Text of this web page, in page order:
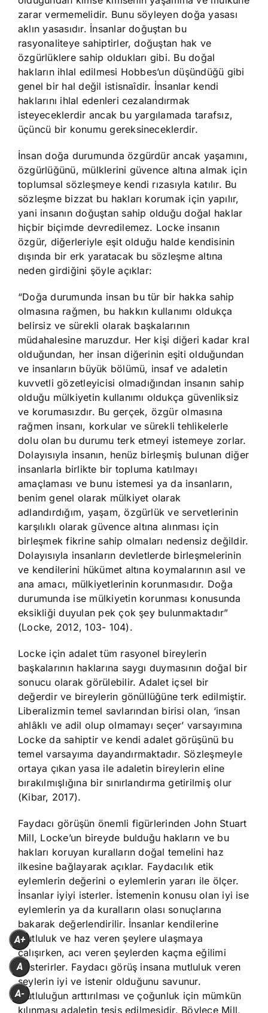
zarar vermemelidir. Bunu söyleyen doğa yasası
aklın yasasıdır. İnsanlar doğuştan bu
rasyonaliteye sahiptirler, doğuştan hak ve
özgürlüklere sahip oldukları gibi. Bu doğal
hakların ihlal edilmesi Hobbes’un düşündüğü gibi
genel bir hal değil istisnaîdir. İnsanlar kendi
haklarını ihlal edenleri cezalandırmak
isteyeceklerdir ancak bu yargılamada tarafsız,
üçüncü bir konumu gereksineceklerdir.
İnsan doğa durumunda özgürdür ancak yaşamını,
özgürlüğünü, mülklerini güvence altına almak için
toplumsal sözleşmeye kendi rızasıyla katılır. Bu
sözleşme bizzat bu hakları korumak için yapılır,
yani insanın doğuştan sahip olduğu doğal haklar
hiçbir biçimde devredilemez. Locke insanın
özgür, diğerleriyle eşit olduğu halde kendisinin
dışında bir erk yaratacak bu sözleşme altına
neden girdiğini şöyle açıklar:
“Doğa durumunda insan bu tür bir hakka sahip
olmasına rağmen, bu hakkın kullanımı oldukça
belirsiz ve sürekli olarak başkalarının
müdahalesine maruzdur. Her kişi diğeri kadar kral
olduğundan, her insan diğerinin eşiti olduğundan
ve insanların büyük bölümü, insaf ve adaletin
kuvvetli gözetleyicisi olmadığından insanın sahip
olduğu mülkiyetin kullanımı oldukça güvenliksiz
ve korumasızdır. Bu gerçek, özgür olmasına
rağmen insanı, korkular ve sürekli tehlikelerle
dolu olan bu durumu terk etmeyi istemeye zorlar.
Dolayısıyla insanın, henüz birleşmiş bulunan diğer
insanlarla birlikte bir topluma katılmayı
amaçlaması ve bunu istemesi ya da insanların,
benim genel olarak mülkiyet olarak
adlandırdığım, yaşam, özgürlük ve servetlerinin
karşılıklı olarak güvence altına alınması için
birleşmek fikrine sahip olmaları nedensiz değildir.
Dolayısıyla insanların devletlerde birleşmelerinin
ve kendilerini hükümet altına koymalarının asıl ve
ana amacı, mülkiyetlerinin korunmasıdır. Doğa
durumunda ise mülkiyetin korunması konusunda
eksikliği duyulan pek çok şey bulunmaktadır”
(Locke, 2012, 103- 104).
Locke için adalet tüm rasyonel bireylerin
başkalarının haklarına saygı duymasının doğal bir
sonucu olarak görülebilir. Adalet içsel bir
değerdir ve bireylerin gönüllüğüne terk edilmiştir.
Liberalizmin temel savlarından birisi olan, ‘insan
ahlâklı ve adil olup olmamayı seçer’ varsayımına
Locke da sahiptir ve kendi adalet görüşünü bu
temel varsayıma dayandırmaktadır. Sözleşmeyle
ortaya çıkan yasa ile adaletin bireylerin eline
bırakılmışlığına bir sınırlandırma getirilmiş olur
(Kibar, 2017).
Faydacı görüşün önemli figürlerinden John Stuart
Mill, Locke’un bireyde bulduğu hakların ve bu
hakları koruyan kuralların doğal temelini haz
ilkesine bağlayarak açıklar. Faydacılık etik
eylemlerin değerini o eylemlerin yararı ile ölçer.
İnsanlar iyiyi isterler. İstemenin konusu olan iyi ise
eylemlerin ya da kuralların olası sonuçlarına
bakarak değerlendirilir. İnsanlar kendilerine
mutluluk ve haz veren şeylere ulaşmaya
çalışırken, acı veren şeylerden kaçma eğilimi
gösterirler. Faydacı görüş insana mutluluk veren
şeylerin iyi ve istenir olduğunu savunur.
Mutluluğun arttırılması ve çoğunluk için mümkün
kılınması adaletin tesis edilmesidir. Böylece Mill,
A+
A
A-